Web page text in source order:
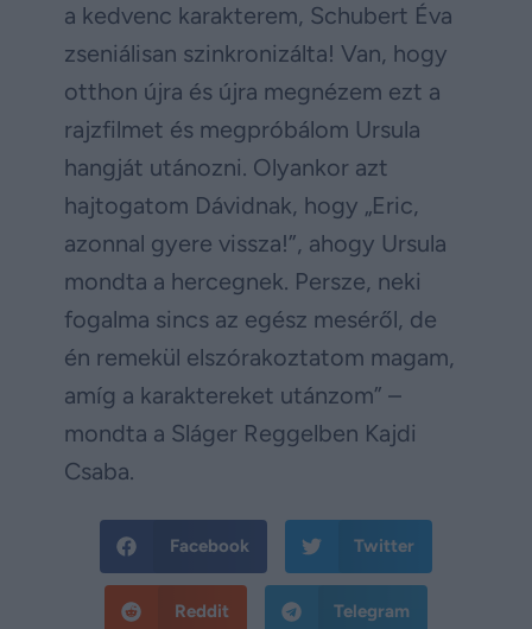
a kedvenc karakterem, Schubert Éva
zseniálisan szinkronizálta! Van, hogy
otthon újra és újra megnézem ezt a
rajzfilmet és megpróbálom Ursula
hangját utánozni. Olyankor azt
hajtogatom Dávidnak, hogy „Eric,
azonnal gyere vissza!”, ahogy Ursula
mondta a hercegnek. Persze, neki
fogalma sincs az egész meséről, de
én remekül elszórakoztatom magam,
amíg a karaktereket utánzom” –
mondta a Sláger Reggelben Kajdi
Csaba.
Facebook Twitter
Reddit Telegram